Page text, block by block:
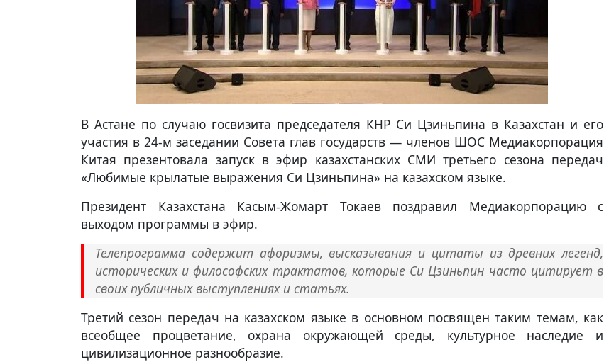
В Астане по случаю госвизита председателя КНР Си Цзиньпина в Казахстан и его
участия в 24-м заседании Совета глав государств — членов ШОС Медиакорпорация
Китая презентовала запуск в эфир казахстанских СМИ третьего сезона передач
«Любимые крылатые выражения Си Цзиньпина» на казахском языке.
Президент Казахстана Касым-Жомарт Токаев поздравил Медиакорпорацию с
выходом программы в эфир.
Телепрограмма содержит афоризмы, высказывания и цитаты из древних легенд,
исторических и философских трактатов, которые Си Цзиньпин часто цитирует в
своих публичных выступлениях и статьях.
Третий сезон передач на казахском языке в основном посвящен таким темам, как
всеобщее процветание, охрана окружающей среды, культурное наследие и
цивилизационное разнообразие.